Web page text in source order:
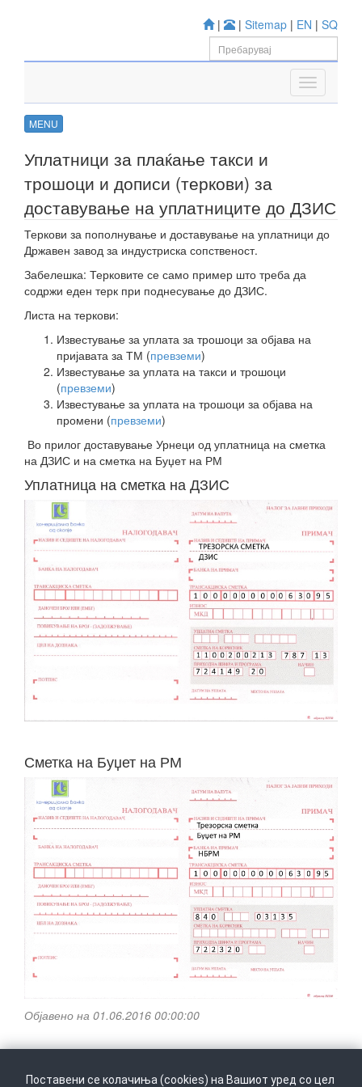
| | Sitemap | EN | SQ
MENU
Уплатници за плаќање такси и
трошоци и дописи (теркови) за
доставување на уплатниците до ДЗИС
Теркови за пополнување и доставување на уплатници до
Државен завод за индустриска сопственост.
Забелешка: Терковите се само пример што треба да
содржи еден терк при поднесување до ДЗИС.
Листа на теркови:
Известување за уплата за трошоци за објава на
пријавата за ТМ (превземи)
Известување за уплата на такси и трошоци
(превземи)
Известување за уплата на трошоци за објава на
промени (превземи)
Во прилог доставување Урнеци од уплатница на сметка
на ДЗИС и на сметка на Буџет на РМ
Уплатница на сметка на ДЗИС
Сметка на Буџет на РМ
Објавено на 01.06.2016 00:00:00
Поставени се колачиња (cookies) на Вашиот уред со цел